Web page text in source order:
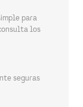
para
los
seguras